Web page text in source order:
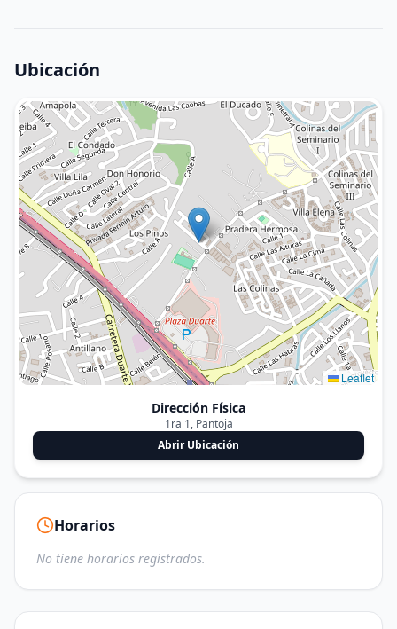
Ubicación
Leaflet
Dirección Física
1ra 1, Pantoja
Abrir Ubicación
Horarios
No tiene horarios registrados.